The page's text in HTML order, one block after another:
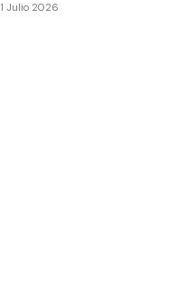
Julio 2026